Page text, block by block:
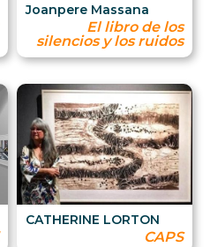
Joanpere Massana
El libro de los
silencios y los ruidos
CATHERINE LORTON
CAPS